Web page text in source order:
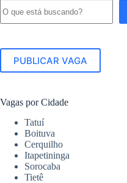
PUBLICAR VAGA
Vagas por Cidade
Tatuí
Boituva
Cerquilho
Itapetininga
Sorocaba
Tietê